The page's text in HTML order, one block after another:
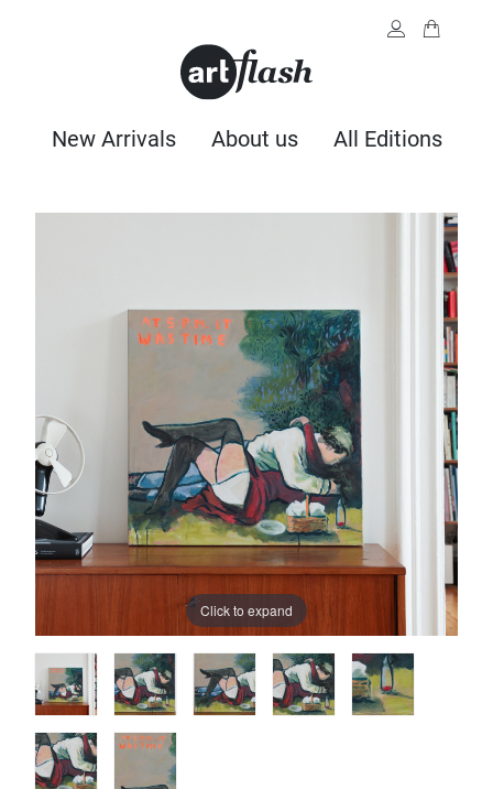
New Arrivals About us All Editions
Click to expand